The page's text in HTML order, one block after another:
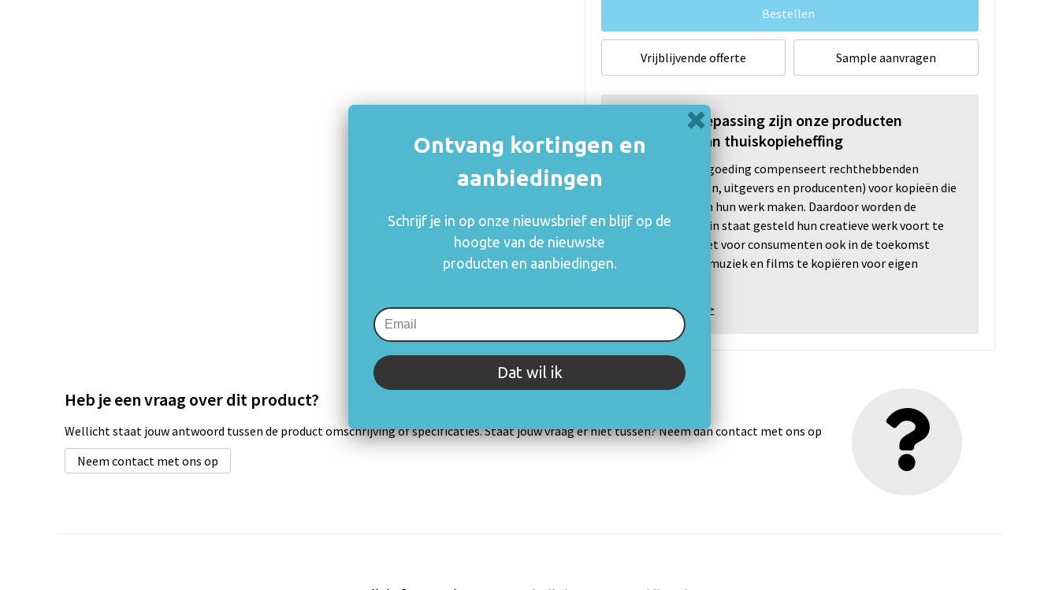
Bestellen
Vrijblijvende offerte Sample aanvragen
Indien van toepassing zijn onze producten
onderhevig aan thuiskopieheffing
De thuiskopievergoeding compenseert rechthebbenden
(auteurs, artiesten, uitgevers en producenten) voor kopieën die
consumenten van hun werk maken. Daardoor worden de
rechthebbenden in staat gesteld hun creatieve werk voort te
zetten en blijft het voor consumenten ook in de toekomst
mogelijk om o.a. muziek en films te kopiëren voor eigen
Meer informatie >
Heb je een vraag over dit product?
Wellicht staat jouw antwoord tussen de product omschrijving of specificaties. Staat jouw vraag er niet tussen? Neem dan contact met ons op
Neem contact met ons op
Ontvang kortingen en
aanbiedingen
Schrijf je in op onze nieuwsbrief en blijf op de
hoogte van de nieuwste
producten en aanbiedingen.
Dat wil ik